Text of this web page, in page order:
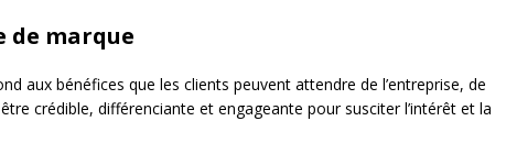
de marque
aux bénéfices que les clients peuvent attendre de l’entreprise, de
crédible, différenciante et engageante pour susciter l’intérêt et la